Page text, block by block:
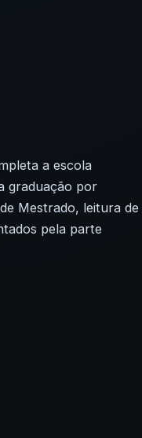
a escola
graduação por
Mestrado, leitura de
pela parte